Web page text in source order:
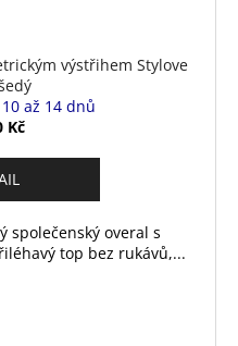
výstřihem Stylove
až 14 dnů
Kč
společenský overal s
top bez rukávů,...